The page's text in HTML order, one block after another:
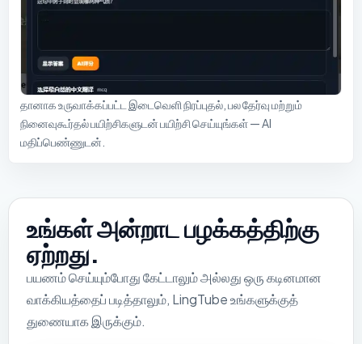
தானாக உருவாக்கப்பட்ட இடைவெளி நிரப்புதல், பல தேர்வு மற்றும்
நினைவுகூர்தல் பயிற்சிகளுடன் பயிற்சி செய்யுங்கள் — AI
மதிப்பெண்ணுடன்.
உங்கள் அன்றாட பழக்கத்திற்கு
ஏற்றது.
பயணம் செய்யும்போது கேட்டாலும் அல்லது ஒரு கடினமான
வாக்கியத்தைப் படித்தாலும், LingTube உங்களுக்குத்
துணையாக இருக்கும்.